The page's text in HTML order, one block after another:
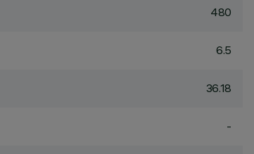
480
6.5
36.18
-